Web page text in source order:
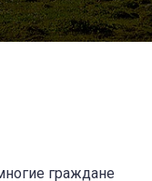
граждане